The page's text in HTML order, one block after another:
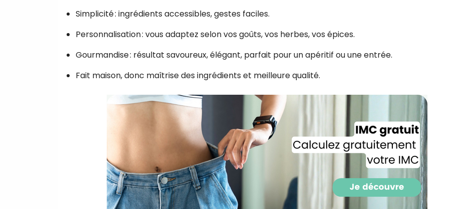
Simplicité : ingrédients accessibles, gestes faciles.
Personnalisation : vous adaptez selon vos goûts, vos herbes, vos épices.
Gourmandise : résultat savoureux, élégant, parfait pour un apéritif ou une entrée.
Fait maison, donc maîtrise des ingrédients et meilleure qualité.
performances des campagnes.
pourrons savoir si vous ouvrez les
l'heure à laquelle vous le faites ainsi
des informations sur le terminal que
utilisez. Pour en savoir plus sur ces
voir notrepolitique de confidentialité
Je reçois mon cadeau !
Votre adresse email sera utilisée par Digital Prisma
envoyer votre newsletter contenant des offres
personnalisées. Vous pourrez vous désinscrire en